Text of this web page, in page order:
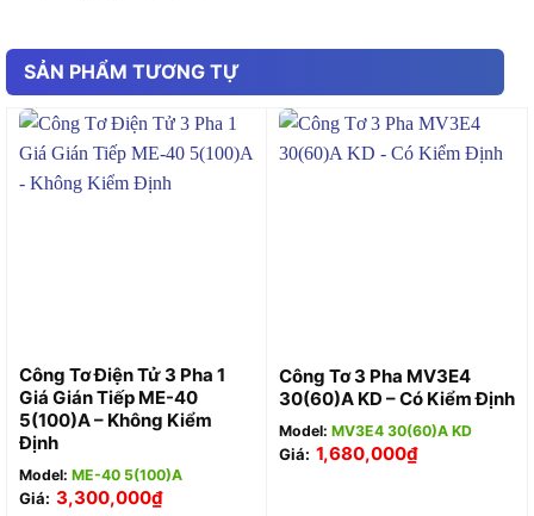
SẢN PHẨM TƯƠNG TỰ
Công Tơ Điện Tử 3 Pha 1
Giá Gián Tiếp ME-40
5(100)A – Không Kiểm
Định
Model: ME-40 5(100)A
Giá: 3,300,000₫
Công Tơ 3 Pha MV3E4
30(60)A KD – Có Kiểm Định
Model: MV3E4 30(60)A KD
Giá: 1,680,000₫